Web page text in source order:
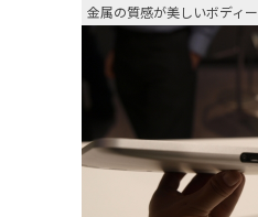
金属の質感が美しいボディー